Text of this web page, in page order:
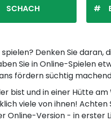
SCHACH
Denken Sie
Sie in Online-Spielen
fördern süchtig
bist und in einer Hütte
viele von ihnen!
Version - in erster